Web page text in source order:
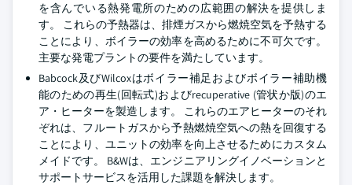
を含んでいる熱発電所のための広範囲の解決を提供しま
す。 これらの予熱器は、排煙ガスから燃焼空気を予熱する
ことにより、ボイラーの効率を高めるために不可欠です。
主要な発電プラントの要件を満たしています。
Babcock及びWilcoxはボイラー補足およびボイラー補助機
能のための再生(回転式)およびrecuperative (管状か版)のエ
ア・ヒーターを製造します。 これらのエアヒーターのそれ
ぞれは、フルートガスから予熱燃焼空気への熱を回復する
ことにより、ユニットの効率を向上させるためにカスタム
メイドです。 B&Wは、エンジニアリングイノベーションと
サポートサービスを活用した課題を解決します。